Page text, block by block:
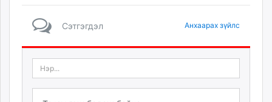
Сэтгэгдэл Анхаарах зүйлс